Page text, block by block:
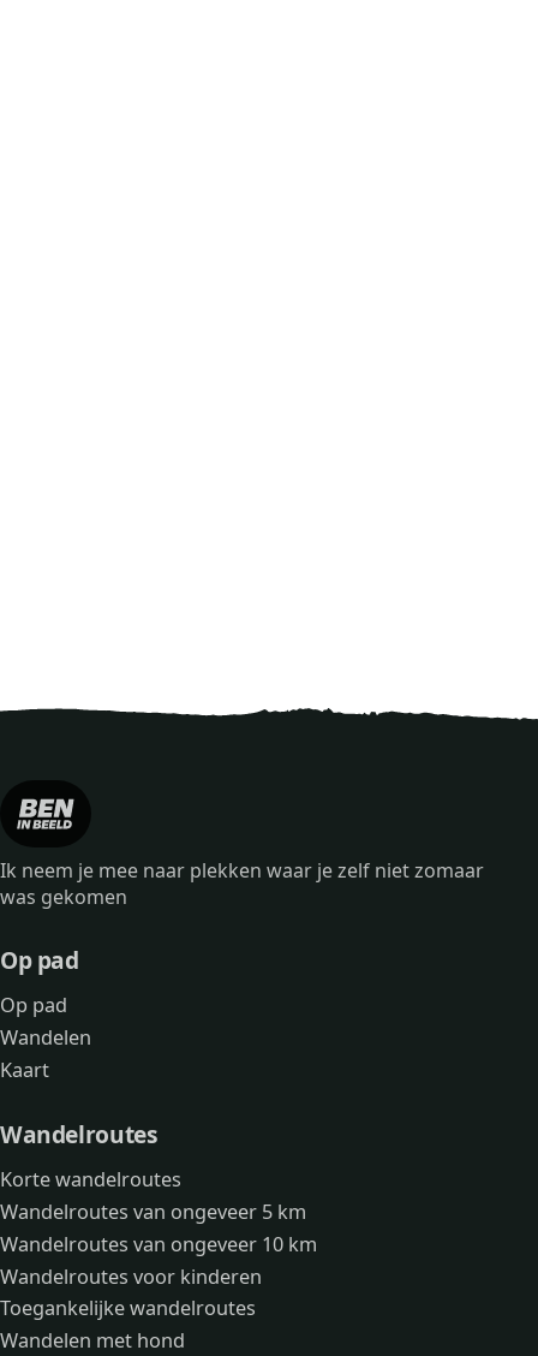
Ik neem je mee naar plekken waar je zelf niet zomaar
was gekomen
Op pad
Op pad
Wandelen
Kaart
Wandelroutes
Korte wandelroutes
Wandelroutes van ongeveer 5 km
Wandelroutes van ongeveer 10 km
Wandelroutes voor kinderen
Toegankelijke wandelroutes
Wandelen met hond